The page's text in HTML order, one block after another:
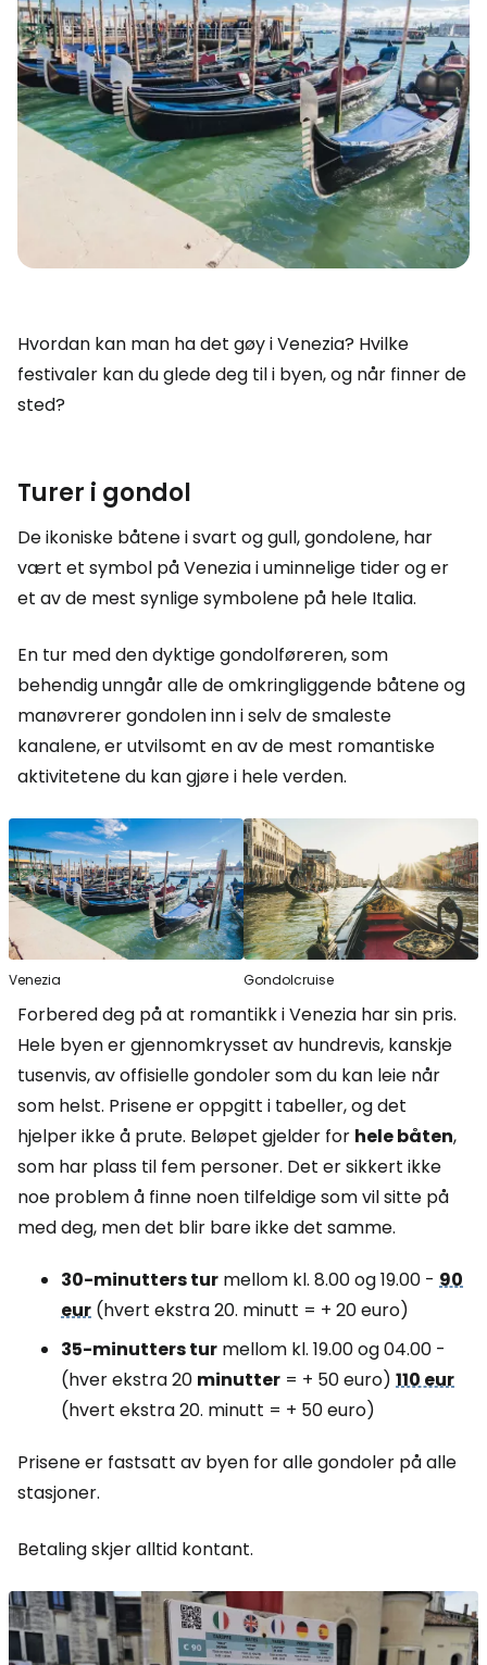
Hvordan kan man ha det gøy i Venezia? Hvilke
festivaler kan du glede deg til i byen, og når finner de
sted?
Turer i gondol
De ikoniske båtene i svart og gull, gondolene, har
vært et symbol på Venezia i uminnelige tider og er
et av de mest synlige symbolene på hele Italia.
En tur med den dyktige gondolføreren, som
behendig unngår alle de omkringliggende båtene og
manøvrerer gondolen inn i selv de smaleste
kanalene, er utvilsomt en av de mest romantiske
aktivitetene du kan gjøre i hele verden.
Venezia Gondolcruise
Forbered deg på at romantikk i Venezia har sin pris.
Hele byen er gjennomkrysset av hundrevis, kanskje
tusenvis, av offisielle gondoler som du kan leie når
som helst. Prisene er oppgitt i tabeller, og det
hjelper ikke å prute. Beløpet gjelder for hele båten,
som har plass til fem personer. Det er sikkert ikke
noe problem å finne noen tilfeldige som vil sitte på
med deg, men det blir bare ikke det samme.
30-minutters tur mellom kl. 8.00 og 19.00 - 90
eur (hvert ekstra 20. minutt = + 20 euro)
35-minutters tur mellom kl. 19.00 og 04.00 -
(hver ekstra 20 minutter = + 50 euro) 110 eur
(hvert ekstra 20. minutt = + 50 euro)
Prisene er fastsatt av byen for alle gondoler på alle
stasjoner.
Betaling skjer alltid kontant.